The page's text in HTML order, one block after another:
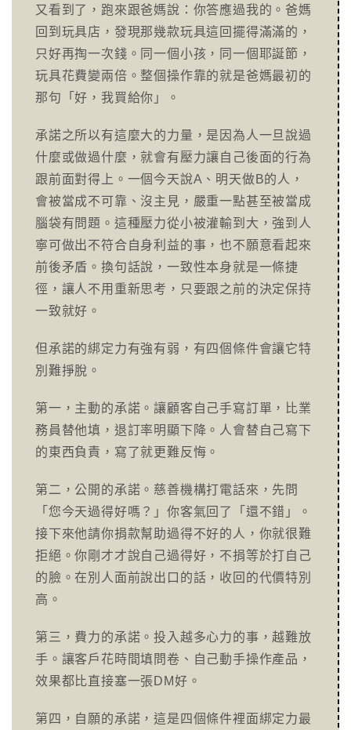
又看到了，跑來跟爸媽說：你答應過我的。爸媽
回到玩具店，發現那幾款玩具這回擺得滿滿的，
只好再掏一次錢。同一個小孩，同一個耶誕節，
玩具花費變兩倍。整個操作靠的就是爸媽最初的
那句「好，我買給你」。
承諾之所以有這麼大的力量，是因為人一旦說過
什麼或做過什麼，就會有壓力讓自己後面的行為
跟前面對得上。一個今天說A、明天做B的人，
會被當成不可靠、沒主見，嚴重一點甚至被當成
腦袋有問題。這種壓力從小被灌輸到大，強到人
寧可做出不符合自身利益的事，也不願意看起來
前後矛盾。換句話說，一致性本身就是一條捷
徑，讓人不用重新思考，只要跟之前的決定保持
一致就好。
但承諾的綁定力有強有弱，有四個條件會讓它特
別難掙脫。
第一，主動的承諾。讓顧客自己手寫訂單，比業
務員替他填，退訂率明顯下降。人會替自己寫下
的東西負責，寫了就更難反悔。
第二，公開的承諾。慈善機構打電話來，先問
「您今天過得好嗎？」你客氣回了「還不錯」。
接下來他請你捐款幫助過得不好的人，你就很難
拒絕。你剛才才說自己過得好，不捐等於打自己
的臉。在別人面前說出口的話，收回的代價特別
高。
第三，費力的承諾。投入越多心力的事，越難放
手。讓客戶花時間填問卷、自己動手操作產品，
效果都比直接塞一張DM好。
第四，自願的承諾，這是四個條件裡面綁定力最